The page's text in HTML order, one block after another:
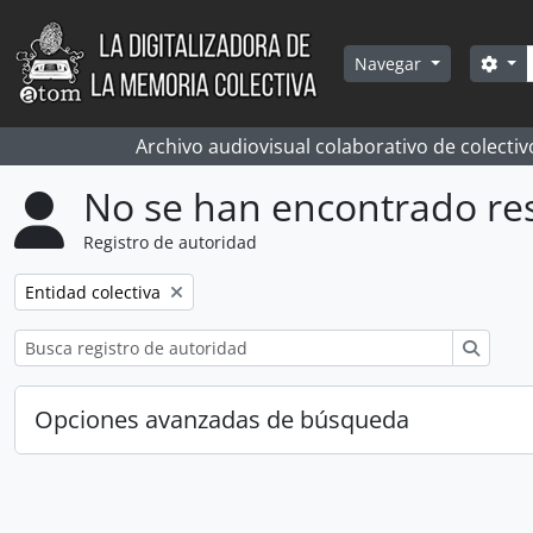
Skip to main content
Navegar
Archivo audiovisual colaborativo de
No se han encontrado
Registro de autoridad
Remove filter:
Entidad colectiva
Opciones avanzadas de búsqueda